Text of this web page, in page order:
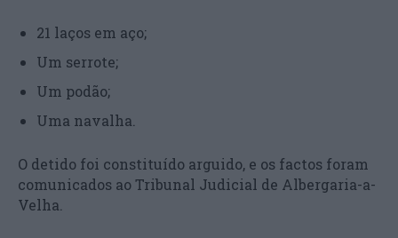
21 laços em aço;
Um serrote;
Um podão;
Uma navalha.
O detido foi constituído arguido, e os factos foram
comunicados ao Tribunal Judicial de Albergaria-a-
Velha.